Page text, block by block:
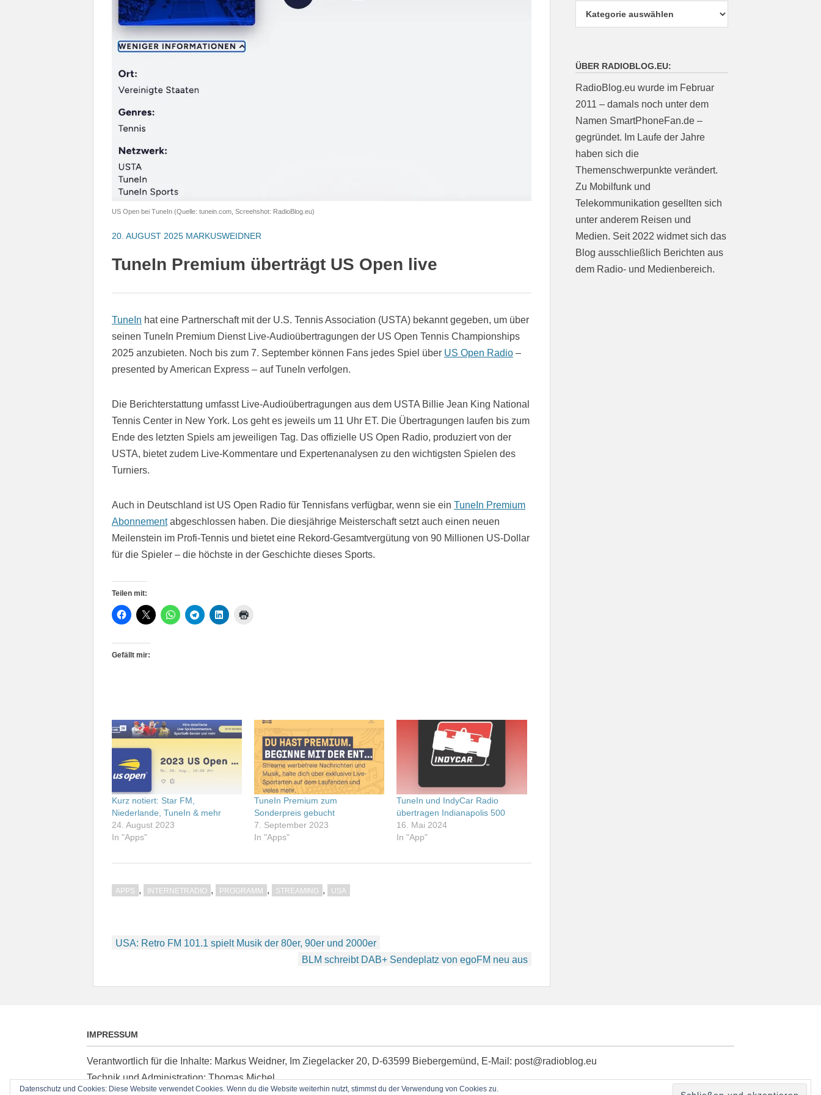
US Open bei TuneIn (Quelle: tunein.com, Screehshot: RadioBlog.eu)
20. AUGUST 2025 MARKUSWEIDNER
TuneIn Premium überträgt US Open live
TuneIn hat eine Partnerschaft mit der U.S. Tennis Association (USTA) bekannt gegeben, um über
seinen TuneIn Premium Dienst Live-Audioübertragungen der US Open Tennis Championships
2025 anzubieten. Noch bis zum 7. September können Fans jedes Spiel über US Open Radio –
presented by American Express – auf TuneIn verfolgen.
Die Berichterstattung umfasst Live-Audioübertragungen aus dem USTA Billie Jean King National
Tennis Center in New York. Los geht es jeweils um 11 Uhr ET. Die Übertragungen laufen bis zum
Ende des letzten Spiels am jeweiligen Tag. Das offizielle US Open Radio, produziert von der
USTA, bietet zudem Live-Kommentare und Expertenanalysen zu den wichtigsten Spielen des
Turniers.
Auch in Deutschland ist US Open Radio für Tennisfans verfügbar, wenn sie ein TuneIn Premium
Abonnementabgeschlossen haben. Die diesjährige Meisterschaft setzt auch einen neuen
Meilenstein im Profi-Tennis und bietet eine Rekord-Gesamtvergütung von 90 Millionen US-Dollar
für die Spieler – die höchste in der Geschichte dieses Sports.
Teilen mit:
Gefällt mir:
Kurz notiert: Star FM,
Niederlande, TuneIn & mehr
24. August 2023
In "Apps"
TuneIn Premium zum
Sonderpreis gebucht
7. September 2023
In "Apps"
TuneIn und IndyCar Radio
übertragen Indianapolis 500
16. Mai 2024
In "App"
APPS , INTERNETRADIO , PROGRAMM , STREAMING , USA
Beitragsnavigation
USA: Retro FM 101.1 spielt Musik der 80er, 90er und 2000er
BLM schreibt DAB+ Sendeplatz von egoFM neu aus
ÜBER RADIOBLOG.EU:
RadioBlog.eu wurde im Februar
2011 – damals noch unter dem
Namen SmartPhoneFan.de –
gegründet. Im Laufe der Jahre
haben sich die
Themenschwerpunkte verändert.
Zu Mobilfunk und
Telekommunikation gesellten sich
unter anderem Reisen und
Medien. Seit 2022 widmet sich das
Blog ausschließlich Berichten aus
dem Radio- und Medienbereich.
IMPRESSUM
Verantwortlich für die Inhalte: Markus Weidner, Im Ziegelacker 20, D-63599 Biebergemünd, E-Mail: post@radioblog.eu
Technik und Administration: Thomas Michel
Datenschutz und Cookies: Diese Website verwendet Cookies. Wenn du die Website weiterhin nutzt, stimmst du der Verwendung von Cookies zu.